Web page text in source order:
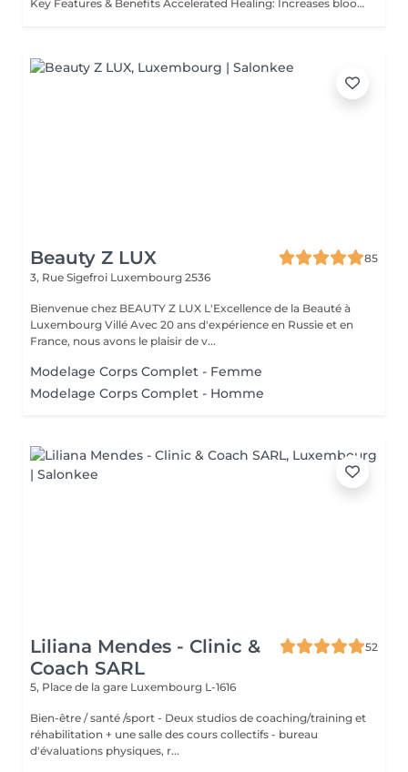
Key Features & Benefits Accelerated Healing: Increases blood flow to muscles and tendons, delivering essential nutrients and oxygen to repair tissue. Reduced Soreness & Stiffness: Eases Delayed Onset Muscle Soreness (DOMS) and increases range of motion by loosening tight muscles. Waste Removal: Aids in flushing out lactic acid and metabolic waste products from muscles. Injury Prevention: Identifies and releases muscle adhesions (knots) that cause imbalances, reducing the risk of further injury. Targeted Approach: Focuses on specific muscle groups or areas of pain, such as the back, shoulders, or hips.
Beauty Z LUX
85
3, Rue Sigefroi Luxembourg 2536
Bienvenue chez BEAUTY Z LUX L'Excellence de la Beauté à
Luxembourg Villé Avec 20 ans d'expérience en Russie et en
France, nous avons le plaisir de v...
Modelage Corps Complet - Femme
Modelage Corps Complet - Homme
Liliana Mendes - Clinic &
Coach SARL
52
5, Place de la gare Luxembourg L-1616
Bien-être / santé /sport - Deux studios de coaching/training et
réhabilitation + une salle des cours collectifs - bureau
d'évaluations physiques, r...